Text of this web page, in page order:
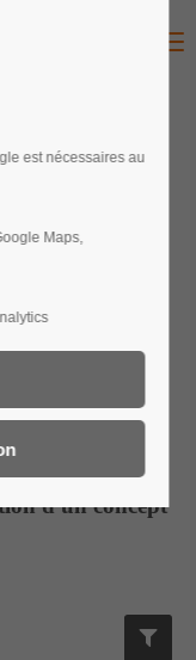
bitte
des
obligatoire de
bonne mise
matière de
de la santé.
de SylvaTOP
d'un concept
est nécessaires au
Maps,